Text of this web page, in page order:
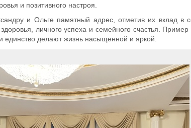
и позитивного настроя.
и Ольге памятный адрес, отметив их вклад в
личного успеха и семейного счастья.
единство делают жизнь насыщенной и яркой.